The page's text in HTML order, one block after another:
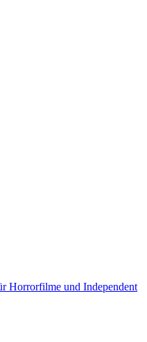
Horrorfilme und Independent